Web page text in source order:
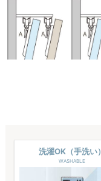
洗濯OK（手洗い）
WASHABLE